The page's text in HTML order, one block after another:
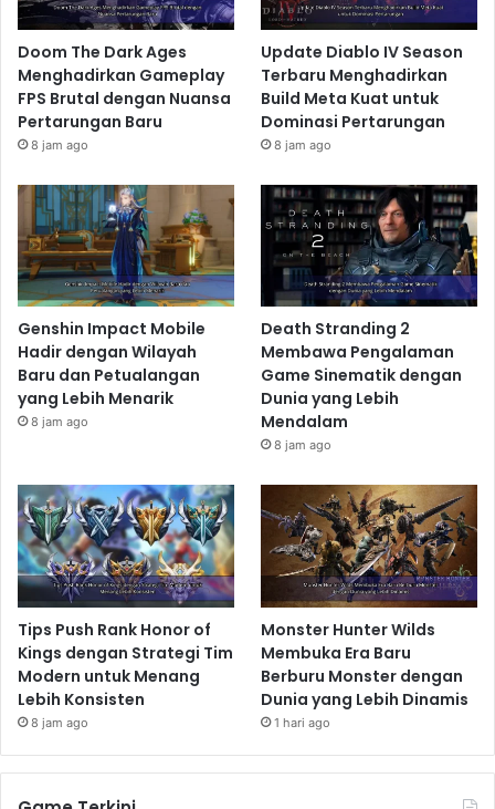
Doom The Dark Ages
Menghadirkan Gameplay
FPS Brutal dengan Nuansa
Pertarungan Baru
8 jam ago
Update Diablo IV Season
Terbaru Menghadirkan
Build Meta Kuat untuk
Dominasi Pertarungan
8 jam ago
Genshin Impact Mobile
Hadir dengan Wilayah
Baru dan Petualangan
yang Lebih Menarik
8 jam ago
Death Stranding 2
Membawa Pengalaman
Game Sinematik dengan
Dunia yang Lebih
Mendalam
8 jam ago
Tips Push Rank Honor of
Kings dengan Strategi Tim
Modern untuk Menang
Lebih Konsisten
8 jam ago
Monster Hunter Wilds
Membuka Era Baru
Berburu Monster dengan
Dunia yang Lebih Dinamis
1 hari ago